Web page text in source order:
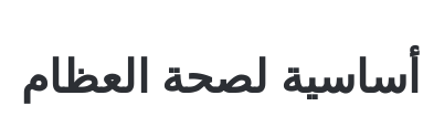
أساسية لصحة العظام